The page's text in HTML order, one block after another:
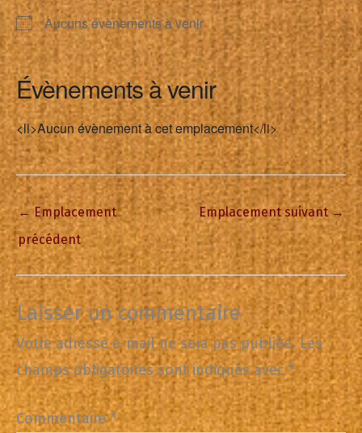
Aucuns évènements à venir
Évènements à venir
<li>Aucun évènement à cet emplacement</li>
←Emplacement
précédent
Emplacement suivant→
Laisser un commentaire
Votre adresse e-mail ne sera pas publiée. Les
champs obligatoires sont indiqués avec*
Commentaire*